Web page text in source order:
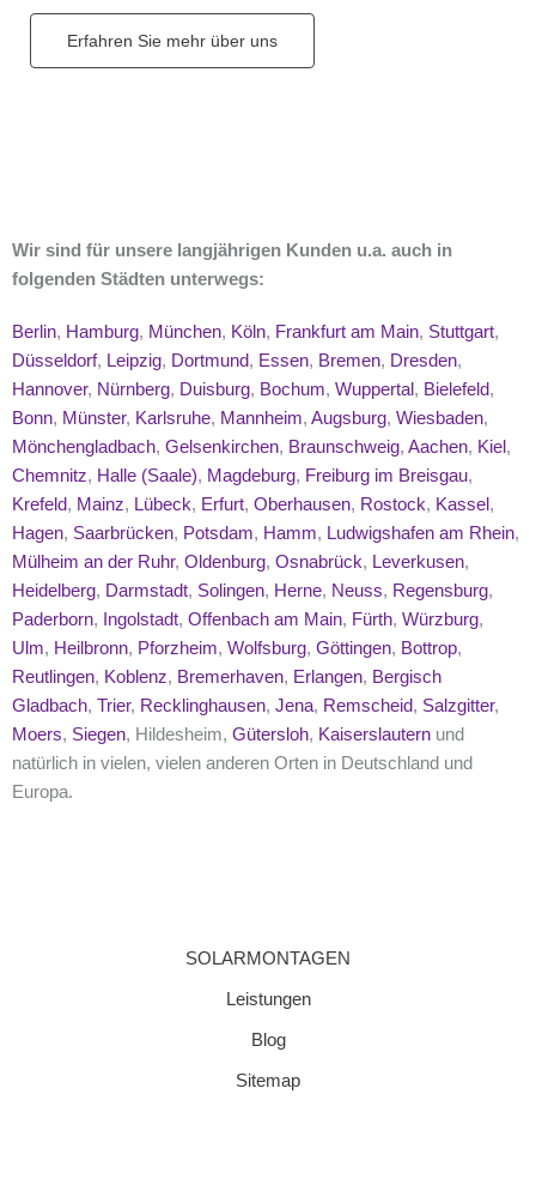
Erfahren Sie mehr über uns
Wir sind für unsere langjährigen Kunden u.a. auch in
folgenden Städten unterwegs:
Berlin, Hamburg, München, Köln, Frankfurt am Main, Stuttgart,
Düsseldorf, Leipzig, Dortmund, Essen, Bremen, Dresden,
Hannover, Nürnberg, Duisburg, Bochum, Wuppertal , Bielefeld,
Bonn, Münster, Karlsruhe, Mannheim, Augsburg, Wiesbaden,
Mönchengladbach, Gelsenkirchen, Braunschweig, Aachen, Kiel ,
Chemnitz, Halle (Saale), Magdeburg, Freiburg im Breisgau,
Krefeld, Mainz, Lübeck, Erfurt, Oberhausen, Rostock, Kassel ,
Hagen, Saarbrücken, Potsdam, Hamm, Ludwigshafen am Rhein,
Mülheim an der Ruhr, Oldenburg, Osnabrück, Leverkusen,
Heidelberg, Darmstadt, Solingen, Herne, Neuss, Regensburg,
Paderborn, Ingolstadt, Offenbach am Main, Fürth, Würzburg,
Ulm, Heilbronn, Pforzheim, Wolfsburg, Göttingen, Bottrop,
Reutlingen, Koblenz, Bremerhaven, Erlangen, Bergisch
Gladbach, Trier, Recklinghausen, Jena, Remscheid, Salzgitter,
Moers, Siegen, Hildesheim, Gütersloh, Kaiserslautern und
natürlich in vielen, vielen anderen Orten in Deutschland und
Europa.
SOLARMONTAGEN
Leistungen
Blog
Sitemap